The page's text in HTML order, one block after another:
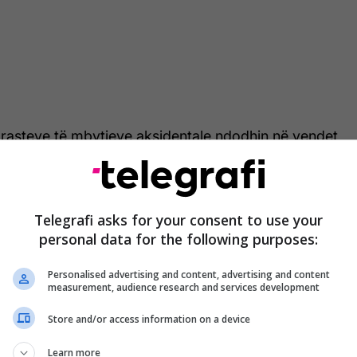
të mbytjeve aksidentale ndodhin në vendet
zhvillim të mesëm. Faktorët kryesorë të rrezikut
gjinia dhe qasja në burimet ujore.
kryesor i vdekjeve te fëmijët nën 5 vjeç dhe
të vdekjeve aksidentale te fëmijët e
më të vegjël zakonisht mbyten në rezervuarë
(vaska, pishina), ndërsa fëmijët më të rritur në
liqene apo dete.
rrezikuar, me një shkallë vdekshmërie dy herë
Telegrafi asks for your consent to use your
personal data for the following purposes:
Personalised advertising and content, advertising and content
measurement, audience research and services development
Store and/or access information on a device
Learn more